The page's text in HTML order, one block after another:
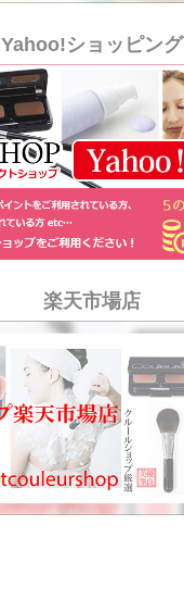
Yahoo!ショッピング
楽天市場店